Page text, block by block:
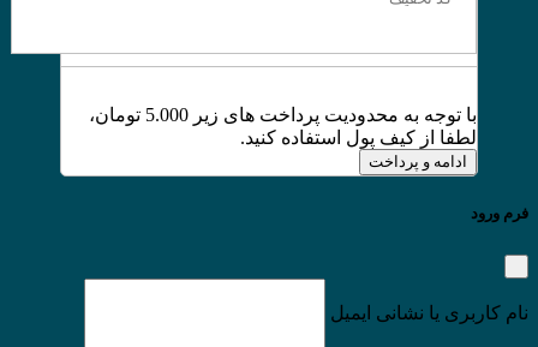
با توجه به محدودیت پرداخت های زیر 5.000 تومان،
لطفا از کیف پول استفاده کنید.
ادامه و پرداخت
فرم ورود
نام کاربری یا نشانی ایمیل